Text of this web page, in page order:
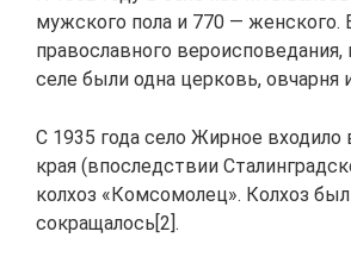
мужского пола и 770 — женского.
православного вероисповедания,
селе были одна церковь, овчарня
С 1935 года село Жирное
края (впоследствии
колхоз «Комсомолец». Колхоз
сокращалось[2].